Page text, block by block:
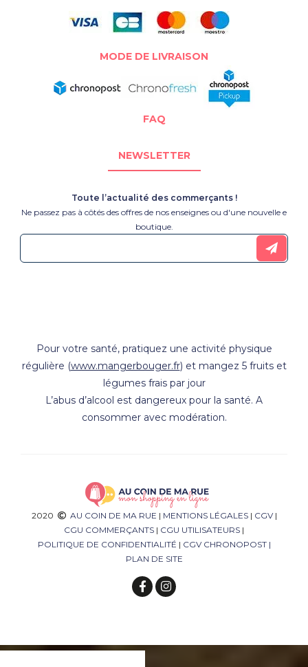
MODE DE LIVRAISON
FAQ
NEWSLETTER
Toute l’actualité des commerçants !
Ne passez pas à côtés des offres de nos enseignes ou d'une nouvelle e
boutique.
Pour votre santé, pratiquez une activité physique
régulière (www.mangerbouger.fr) et mangez 5 fruits et
légumes frais par jour
L’abus d’alcool est dangereux pour la santé. A
consommer avec modération.
2020 AU COIN DE MA RUE | MENTIONS LÉGALES| CGV|
CGU COMMERÇANTS | CGU UTILISATEURS |
POLITIQUE DE CONFIDENTIALITÉ | CGV CHRONOPOST |
PLAN DE SITE